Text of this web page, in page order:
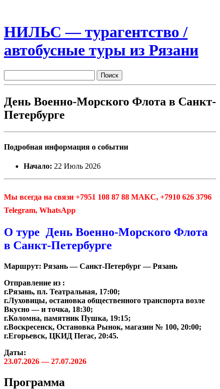
НИЛЬС — турагентство /
автобусные туры из Рязани
День Военно-Морского Флота в Санкт-
Петербурге
Подробная информация о событии
Начало: 22 Июль 2026
Мы всегда на связи +7951 108 87 88 МАКС, +7910 626 3796
Telegram, WhatsApp
О туре День Военно-Морского Флота
в Санкт-Петербурге
Маршрут: Рязань — Санкт-Петербург — Рязань
Отправление из :
г.Рязань, пл. Театральная, 17:00;
г.Луховицы, остановка общественного транспорта возле
Вкусно — и точка, 18:30;
г.Коломна, памятник Пушка, 19:15;
г.Воскресенск, Остановка Рынок, магазин № 100, 20:00;
г.Егорьевск, ЦКИД Пегас, 20:45.
Даты:
23.07.2026 — 27.07.2026
Программа